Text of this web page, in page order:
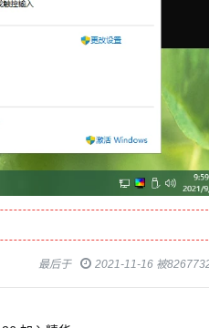
最后于 2021-11-16 被